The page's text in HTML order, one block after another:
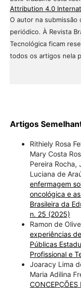
Attribution 4.0
O autor na
periódico. À Revista
Tecnológica ficam
todos os artigos nela
Artigos
Rithiely Rosa
Mary Costa
Pereira Rocha,
Luciana de
enfermagem
oncológica e
Brasileira da
n. 25 (2025)
Ramon de
experiências
Públicas
Profissional e
Joaracy Lima
Maria Adilina
CONCEPÇÕES